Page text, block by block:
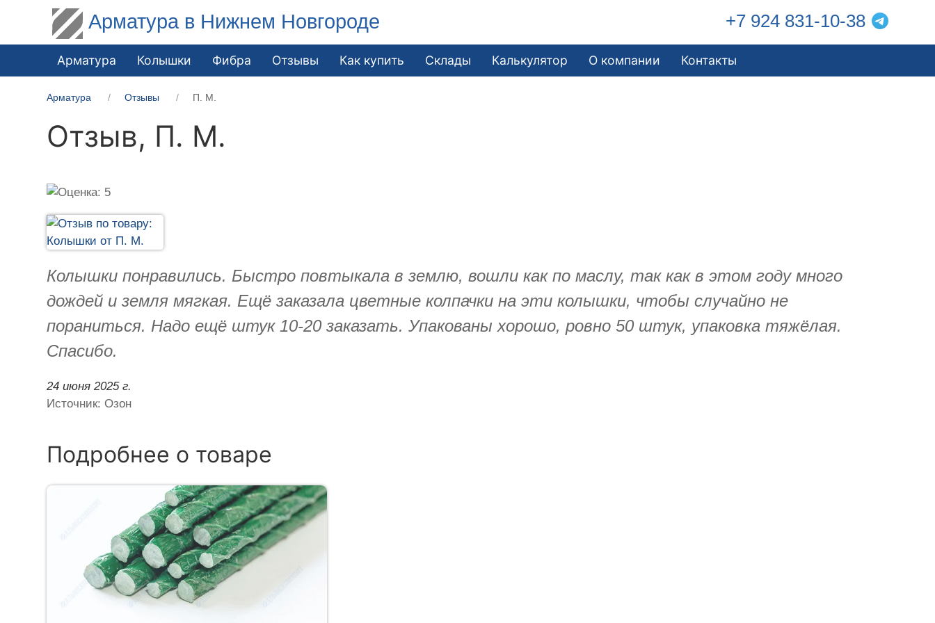
Арматура в Нижнем Новгороде +7 924 831-10-38
Арматура Колышки Фибра Отзывы Как купить Склады Калькулятор О компании Контакты
Арматура Отзывы П. М.
Отзыв, П. М.
Колышки понравились. Быстро повтыкала в землю, вошли как по маслу, так как в этом году много
дождей и земля мягкая. Ещё заказала цветные колпачки на эти колышки, чтобы случайно не
пораниться. Надо ещё штук 10-20 заказать. Упакованы хорошо, ровно 50 штук, упаковка тяжёлая.
Спасибо.
24 июня 2025 г.
Источник: Озон
Подробнее о товаре